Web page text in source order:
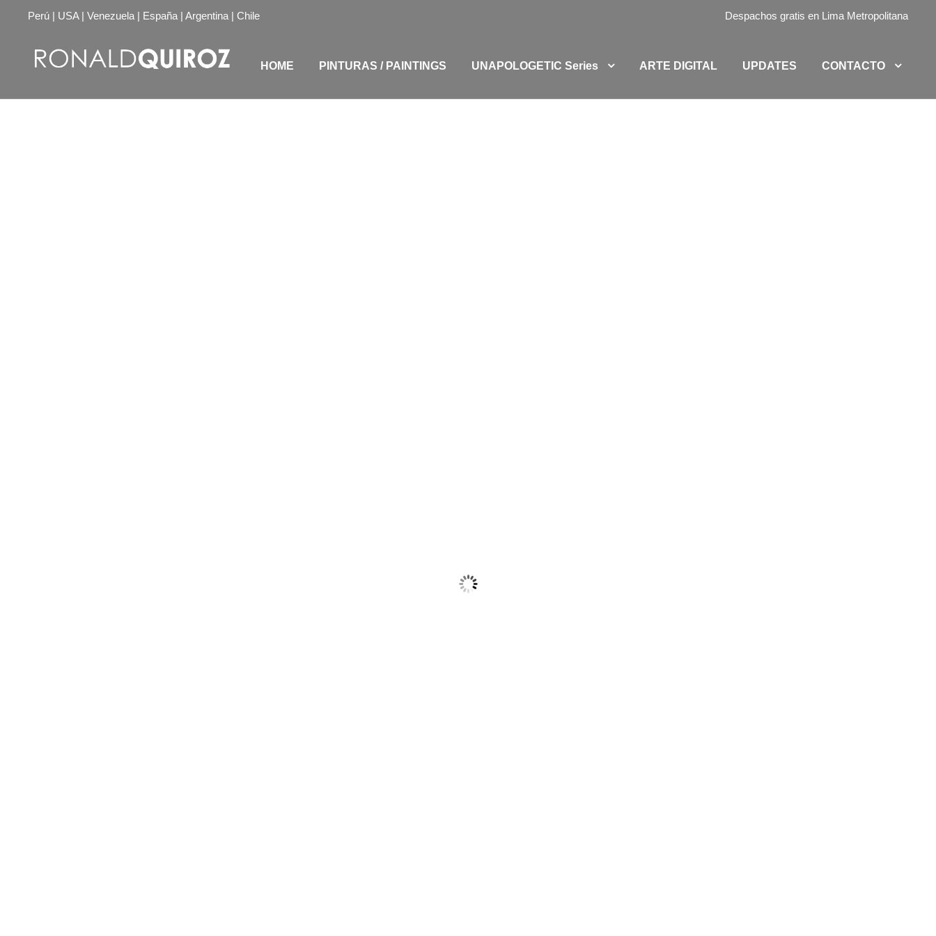
Perú | USA | Venezuela | España | Argentina | Chile Despachos gratis en Lima Metropolitana
HOME PINTURAS / PAINTINGS UNAPOLOGETIC Series ARTE DIGITAL UPDATES CONTACTO